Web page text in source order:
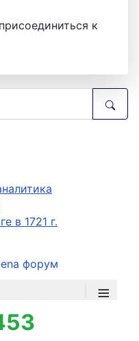
к
в 1721 г.
форум
≡